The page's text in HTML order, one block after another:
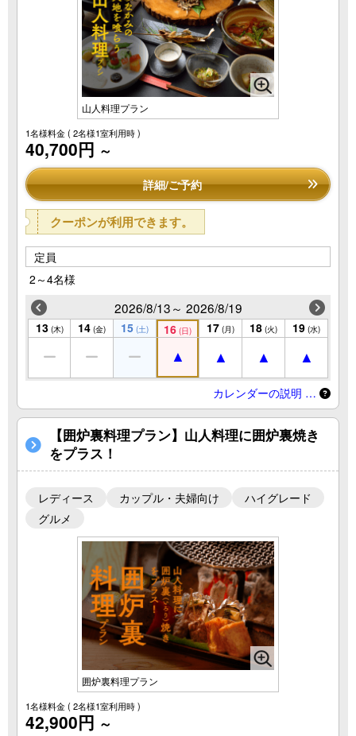
山人料理プラン
1名様料金( 2名様1室利用時 )
40,700円 ～
詳細/ご予約
クーポンが利用できます。
定員
2～4名様
2026/8/13～ 2026/8/19
13 (木) 14 (金) 15 (土) 16 (日) 17 (月) 18 (火) 19 (水)
カレンダーの説明 …
【囲炉裏料理プラン】山人料理に囲炉裏焼き
をプラス！
レディース カップル・夫婦向け
ハイグレード
グルメ
囲炉裏料理プラン
1名様料金( 2名様1室利用時 )
42,900円 ～